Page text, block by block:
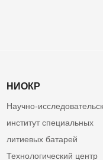
НИОКР
Научно-
институт специальных
литиевых батарей
Технологический центр